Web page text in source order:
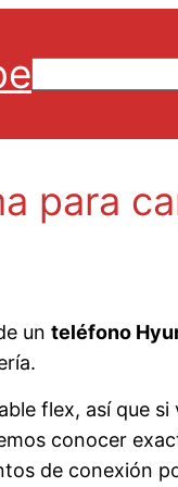
Buscar
para
un teléfono
flex, así que si
conocer
de conexión